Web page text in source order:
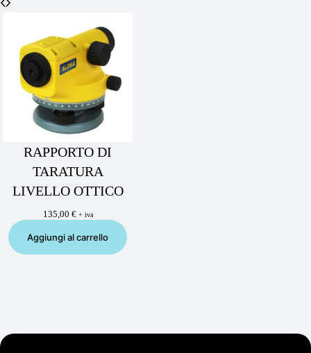
RAPPORTO DI
TARATURA
LIVELLO OTTICO
135,00 € + iva
Aggiungi al carrello